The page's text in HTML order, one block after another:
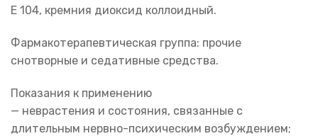
Е 104, кремния диоксид коллоидный.
Фармакотерапевтическая группа: прочие
снотворные и седативные средства.
Показания к применению
— неврастения и состояния, связанные с
длительным нервно-психическим возбуждением;